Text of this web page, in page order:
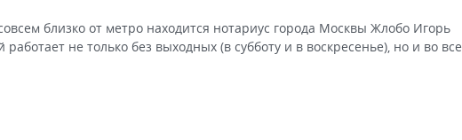
близко от метро находится нотариус города Москвы Жлобо Игорь
не только без выходных (в субботу и в воскресенье), но и во все